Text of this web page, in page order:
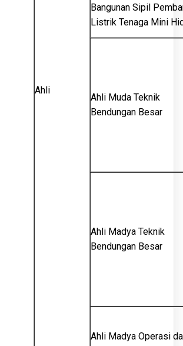
Ahli
Bangunan Sipil
Listrik Tenaga Mini
Ahli Muda Teknik
Bendungan Besar
Ahli Madya Teknik
Bendungan Besar
Ahli Madya Operasi